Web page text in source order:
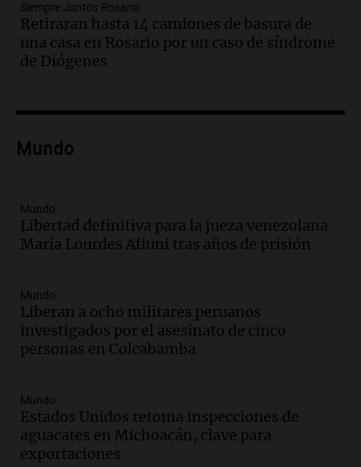
Panorama Federal
Episodios
Audio.Villa María presenta nuevos
edificios y una casa del estudiante para
Audio.
Episodios
Audio.Denuncias por represión en el
Panorama Federal
Episodios
Audio.Río Gallegos reporta frío extremo
y llega avión para escuelas de la décima
Panorama Federal
Episodios
Audio.La justicia reconoce al COVID
como enfermedad laboral tras la muerte
Siempre Juntos Rosario
Retiraran hasta 14 camiones de basura de
una casa en Rosario por un caso de síndrome
de Diógenes
Mundo
Mundo
Libertad definitiva para la jueza venezolana
María Lourdes Afiuni tras años de prisión
Mundo
Liberan a ocho militares peruanos
investigados por el asesinato de cinco
personas en Colcabamba
Mundo
Estados Unidos retoma inspecciones de
aguacates en Michoacán, clave para
exportaciones